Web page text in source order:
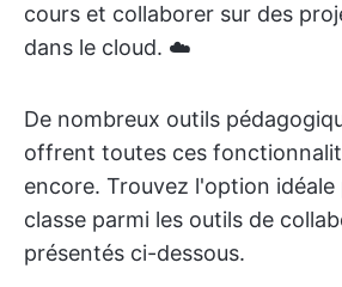
cours et collaborer sur des
dans le cloud. ☁️
De nombreux outils
offrent toutes ces
encore. Trouvez l'option
classe parmi les outils de
présentés ci-dessous.